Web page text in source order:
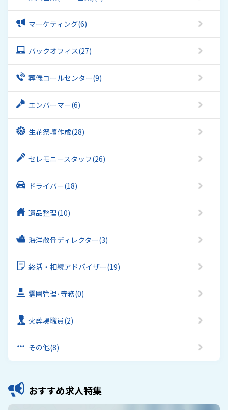
マーケティング(6)
バックオフィス(27)
葬儀コールセンター(9)
エンバーマー(6)
生花祭壇作成(28)
セレモニースタッフ(26)
ドライバー(18)
遺品整理(10)
海洋散骨ディレクター(3)
終活・相続アドバイザー(19)
霊園管理･寺務(0)
火葬場職員(2)
その他(8)
おすすめ求人特集